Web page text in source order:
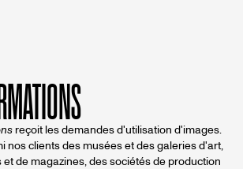
reçoit les demandes d'utilisation d'images.
nos clients des musées et des galeries d'art,
de magazines, des sociétés de production